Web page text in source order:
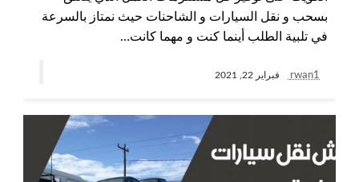
بسحب و نقل السيارات و الشاحنات حيث نمتاز بالسرعة
في تلبية الطلب أينما كنت و مهما كانت…
rwan1 فبراير 22, 2021